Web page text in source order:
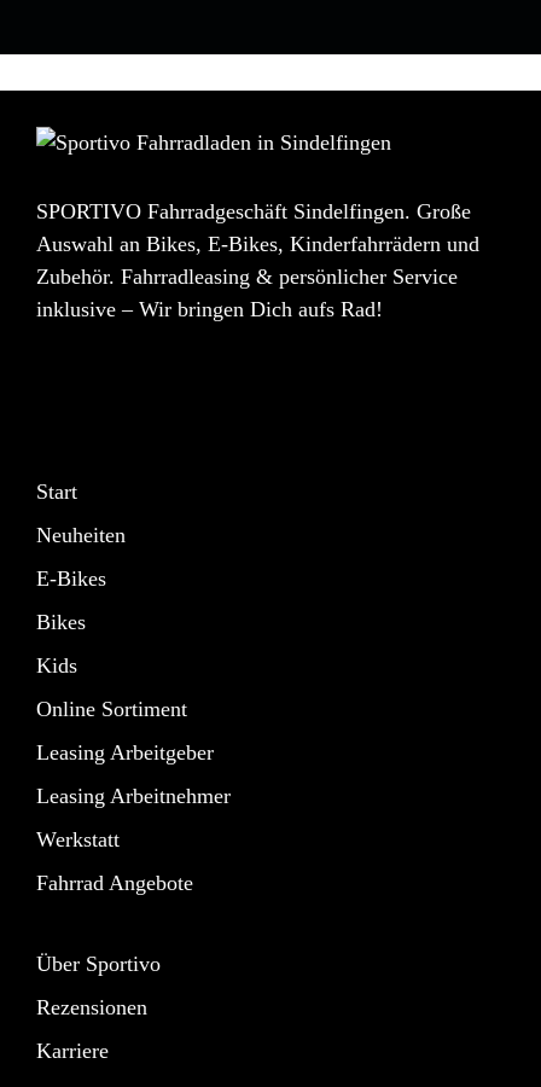
SPORTIVO Fahrradgeschäft Sindelfingen. Große
Auswahl an Bikes, E-Bikes, Kinderfahrrädern und
Zubehör. Fahrradleasing & persönlicher Service
inklusive – Wir bringen Dich aufs Rad!
Start
Neuheiten
E-Bikes
Bikes
Kids
Online Sortiment
Leasing Arbeitgeber
Leasing Arbeitnehmer
Werkstatt
Fahrrad Angebote
Über Sportivo
Rezensionen
Karriere